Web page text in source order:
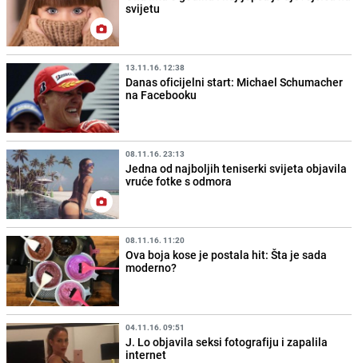
svijetu
13.11.16. 12:38
Danas oficijelni start: Michael Schumacher
na Facebooku
08.11.16. 23:13
Jedna od najboljih teniserki svijeta objavila
vruće fotke s odmora
08.11.16. 11:20
Ova boja kose je postala hit: Šta je sada
moderno?
04.11.16. 09:51
J. Lo objavila seksi fotografiju i zapalila
internet